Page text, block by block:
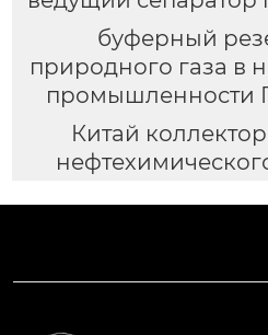
буферный
природного газа в
промышленности
Китай